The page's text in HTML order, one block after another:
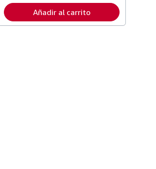
envío
Añadir al carrito